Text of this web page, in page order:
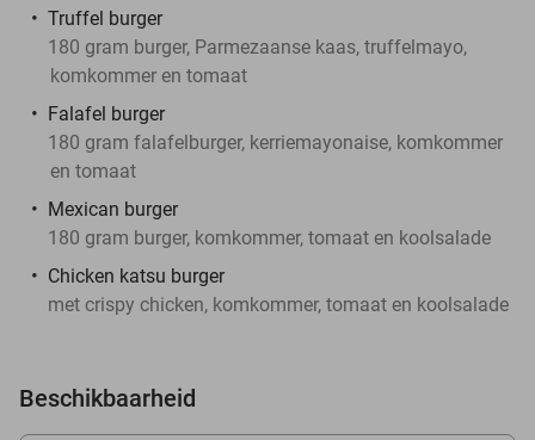
Truffel burger
180 gram burger, Parmezaanse kaas, truffelmayo,
komkommer en tomaat
Falafel burger
180 gram falafelburger, kerriemayonaise, komkommer
en tomaat
Mexican burger
180 gram burger, komkommer, tomaat en koolsalade
Chicken katsu burger
met crispy chicken, komkommer, tomaat en koolsalade
Beschikbaarheid